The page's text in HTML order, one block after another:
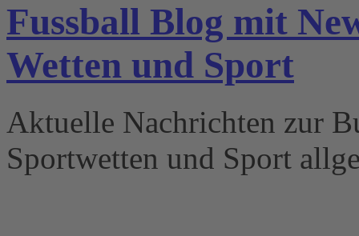
Fussball Blog mit
Wetten und Sport
Aktuelle Nachrichten zur
Sportwetten und Sport